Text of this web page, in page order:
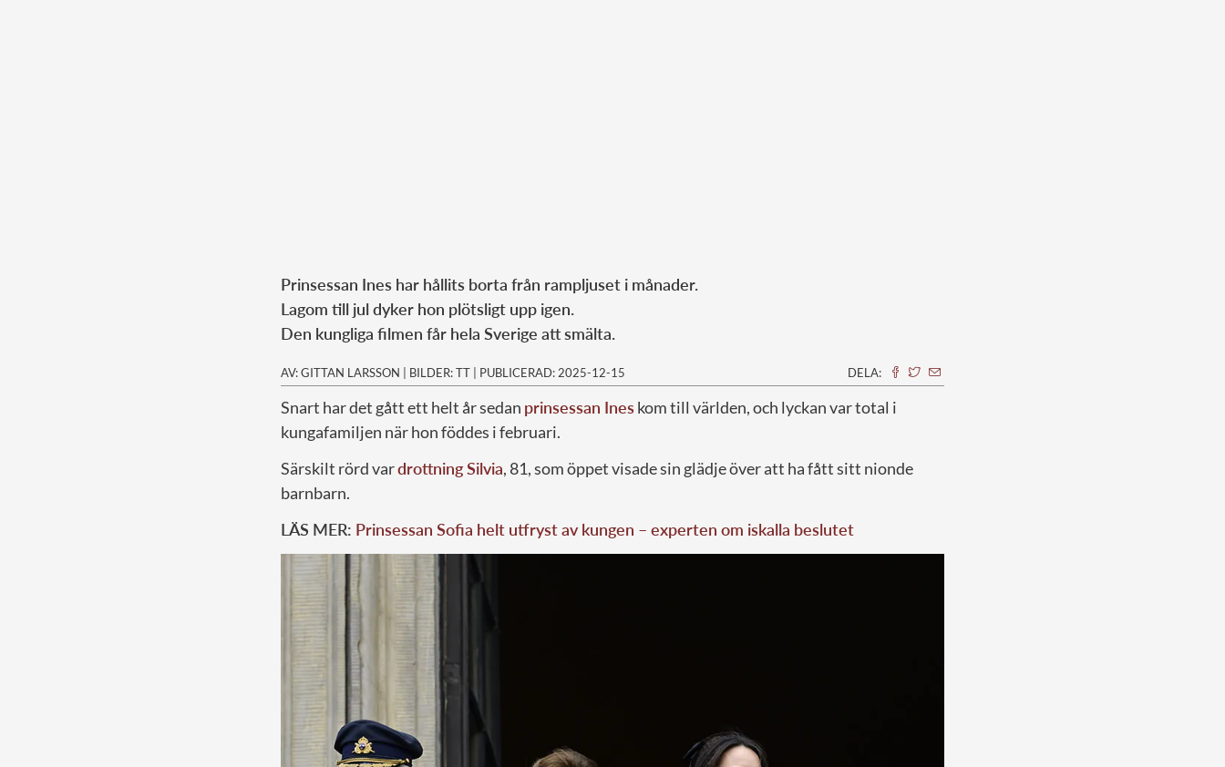
Prinsessan Ines har hållits borta från rampljuset i månader.
Lagom till jul dyker hon plötsligt upp igen.
Den kungliga filmen får hela Sverige att smälta.
AV: GITTAN LARSSON | BILDER: TT | PUBLICERAD: 2025-12-15 DELA:
Snart har det gått ett helt år sedan prinsessan Ineskom till världen, och lyckan var total i
kungafamiljen när hon föddes i februari.
Särskilt rörd vardrottning Silvia, 81, som öppet visade sin glädje över att ha fått sitt nionde
barnbarn.
LÄS MER: Prinsessan Sofia helt utfryst av kungen – experten om iskalla beslutet